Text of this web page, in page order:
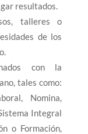
resultados.
talleres o
de los
con la
tales como:
Nomina,
Integral
o Formación,